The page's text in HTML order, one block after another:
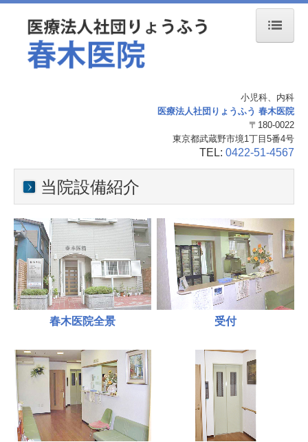
ホーム
当院設備紹介
お問合せ
小児科、内科
医療法人社団りょうふう 春木医院
〒180-0022
東京都武蔵野市境1丁目5番4号
TEL: 0422-51-4567
当院設備紹介
春木医院全景 受付